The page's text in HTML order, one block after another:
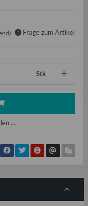
Frage zum Artikel
Stk
...